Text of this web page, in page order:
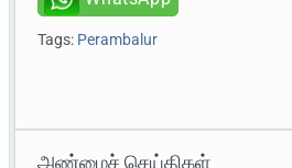
Tags: Perambalur
அண்மைச் செய்திகள்